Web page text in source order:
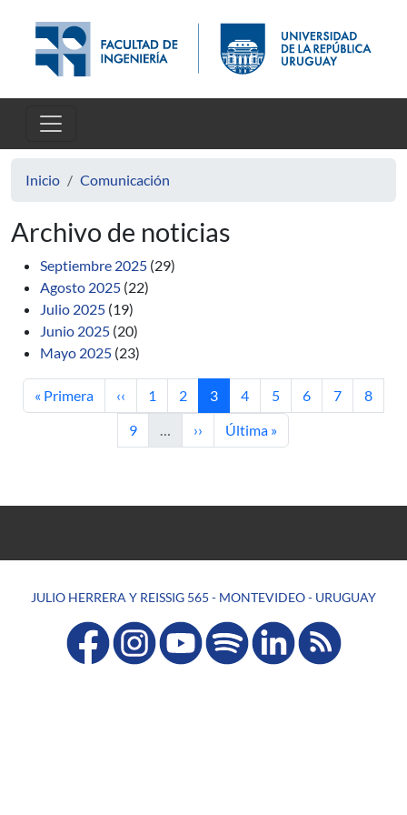
Inicio Comunicación
Archivo de noticias
Septiembre 2025 (29)
Agosto 2025 (22)
Julio 2025 (19)
Junio 2025 (20)
Mayo 2025 (23)
Primera página
« Primera Página anterior
‹‹ Página
1 Página
2 Página actual
3 Página
4 Página
5 Página
6 Página
7 Página
8
Página
9 … Siguiente página
›› Última página
Última »
JULIO HERRERA Y REISSIG 565 - MONTEVIDEO - URUGUAY